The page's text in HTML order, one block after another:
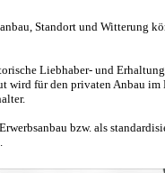
Standort und Witterung
Liebhaber- und
wird für den privaten Anbau im
bzw. als